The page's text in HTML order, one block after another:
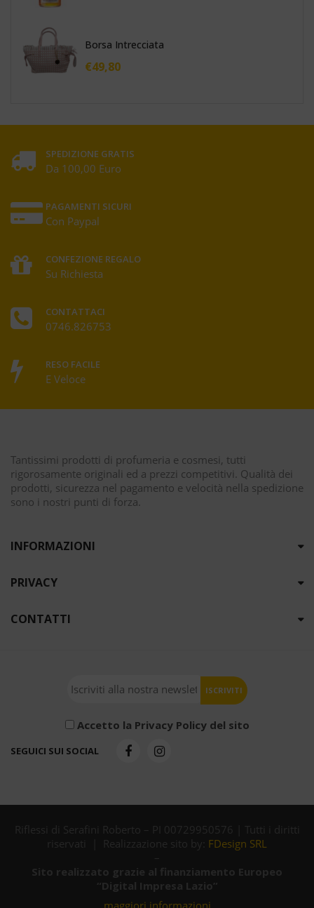
Borsa Intrecciata
€49,80
SPEDIZIONE GRATIS
Da 100,00 Euro
PAGAMENTI SICURI
Con Paypal
CONFEZIONE REGALO
Su Richiesta
CONTATTACI
0746.826753
RESO FACILE
E Veloce
Tantissimi prodotti di profumeria e cosmesi, tutti
rigorosamente originali ed a prezzi competitivi. Qualità dei
prodotti, sicurezza nel pagamento e velocità nella spedizione
sono i nostri punti di forza.
INFORMAZIONI
PRIVACY
CONTATTI
Accetto la Privacy Policy del sito
SEGUICI SUI SOCIAL
Riflessi di Serafini Roberto – PI 00729950576 | Tutti i diritti
riservati | Realizzazione sito by: FDesign SRL
–
Sito realizzato grazie al finanziamento Europeo
“Digital Impresa Lazio”
maggiori informazioni